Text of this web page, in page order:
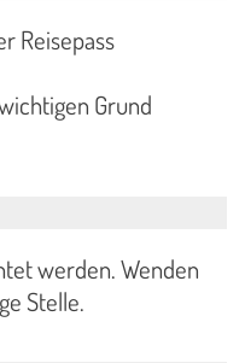
Reisepass
Grund
werden. Wenden
Stelle.